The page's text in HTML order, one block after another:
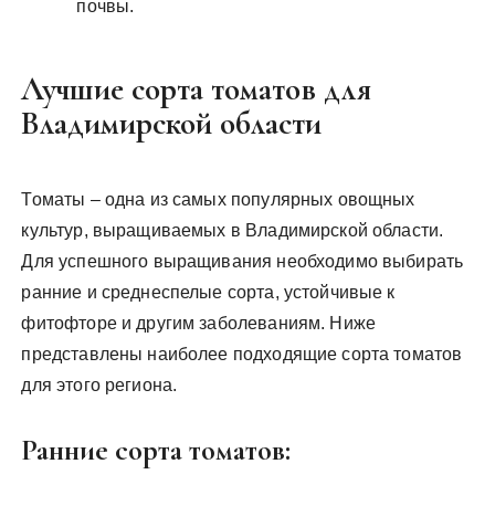
почвы.
Лучшие сорта томатов для
Владимирской области
Томаты – одна из самых популярных овощных
культур, выращиваемых в Владимирской области.
Для успешного выращивания необходимо выбирать
ранние и среднеспелые сорта, устойчивые к
фитофторе и другим заболеваниям. Ниже
представлены наиболее подходящие сорта томатов
для этого региона.
Ранние сорта томатов: